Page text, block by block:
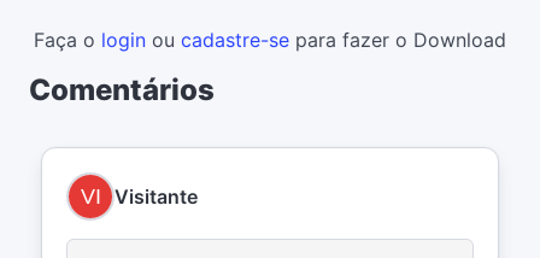
Faça o login ou cadastre-se para fazer o Download
Comentários
Visitante